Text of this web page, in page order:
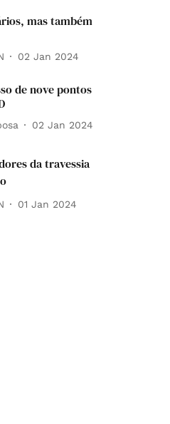
mas também
02 Jan 2024
de nove pontos
02 Jan 2024
da travessia
01 Jan 2024